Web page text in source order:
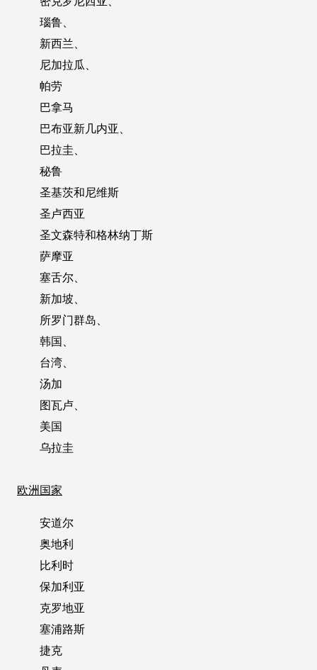
瑙鲁、
新西兰、
尼加拉瓜、
帕劳
巴拿马
巴布亚新几内亚、
巴拉圭、
秘鲁
圣基茨和尼维斯
圣卢西亚
圣文森特和格林纳丁斯
萨摩亚
塞舌尔、
新加坡、
所罗门群岛、
韩国、
台湾、
汤加
图瓦卢、
美国
乌拉圭
欧洲国家
安道尔
奥地利
比利时
保加利亚
克罗地亚
塞浦路斯
捷克